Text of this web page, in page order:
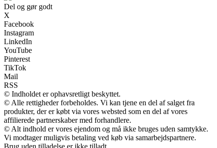
Del og gør godt
X
Facebook
Instagram
LinkedIn
YouTube
Pinterest
TikTok
Mail
RSS
© Indholdet er ophavsretligt beskyttet.
© Alle rettigheder forbeholdes. Vi kan tjene en del af salget fra
produkter, der er købt via vores websted som en del af vores
affilierede partnerskaber med forhandlere.
© Alt indhold er vores ejendom og må ikke bruges uden samtykke.
Vi modtager muligvis betaling ved køb via samarbejdspartnere.